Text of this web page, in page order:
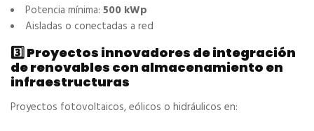
Potencia mínima: 500 kWp
Aisladas o conectadas a red
3️⃣ Proyectos innovadores de integración
de renovables con almacenamiento en
infraestructuras
Proyectos fotovoltaicos, eólicos o hidráulicos en: